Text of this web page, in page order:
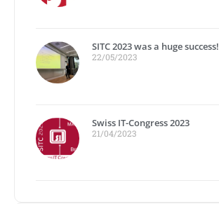
SITC 2023 was a huge success!
22/05/2023
Swiss IT-Congress 2023
21/04/2023